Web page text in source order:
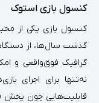
کنسول بازی استوک
کنسول بازی یکی از
گرافیک فوق‌واقعی و
نه‌تنها برای اجرای
قابلیت‌هایی چون پخش